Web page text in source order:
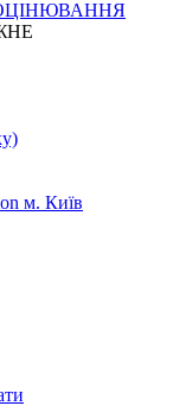
м. Київ